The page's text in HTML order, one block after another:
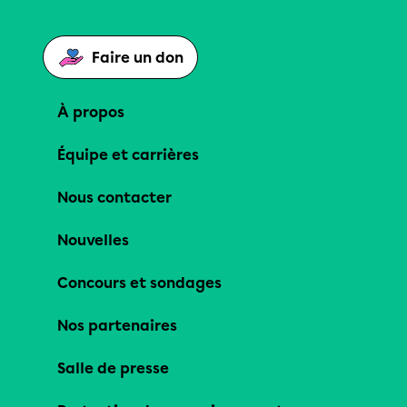
Faire un don
À propos
Équipe et carrières
Nous contacter
Nouvelles
Concours et sondages
Nos partenaires
Salle de presse